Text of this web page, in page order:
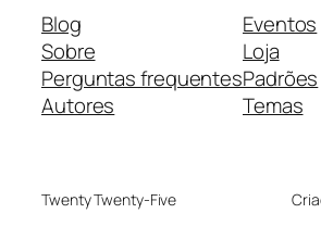
Blog
Sobre
Perguntas frequentes
Autores
Eventos
Loja
Padrões
Temas
Twenty Twenty-Five